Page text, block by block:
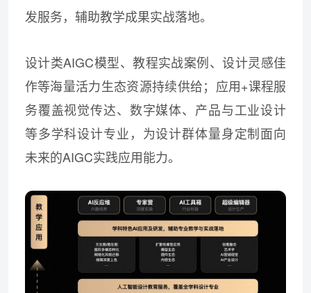
发服务，辅助教学成果实战落地。
设计类AIGC模型、教程实战案例、设计灵感佳
作等海量活力生态资源持续供给；应用+课程服
务覆盖视觉传达、数字媒体、产品与工业设计
等多学科设计专业，为设计群体量身定制面向
未来的AIGC实践应用能力。